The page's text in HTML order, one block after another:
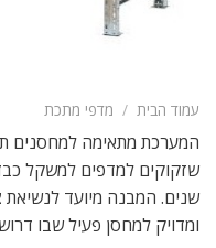
עמוד הבית / מדפי מתכת
המערכת מתאימה למחסנים
שזקוקים למדפים למשקל
שנים. המבנה מיועד לנשיאת
ומדויק למחסן פעיל שבו